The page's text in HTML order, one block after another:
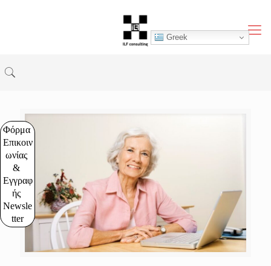
Φόρμα
Επικοιν
ωνίας
&
Εγγραφ
ής
Newsle
tter
Greek